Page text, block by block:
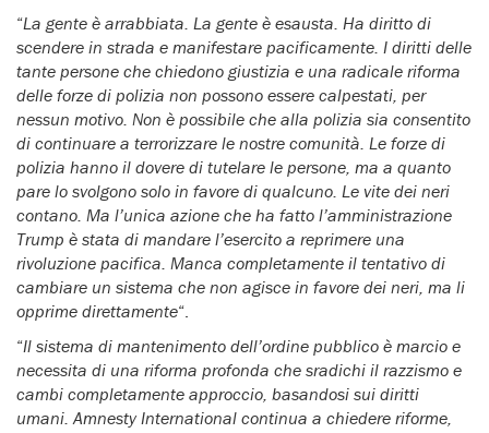
“La gente è arrabbiata. La gente è esausta. Ha diritto di
scendere in strada e manifestare pacificamente. I diritti delle
tante persone che chiedono giustizia e una radicale riforma
delle forze di polizia non possono essere calpestati, per
nessun motivo. Non è possibile che alla polizia sia consentito
di continuare a terrorizzare le nostre comunità. Le forze di
polizia hanno il dovere di tutelare le persone, ma a quanto
pare lo svolgono solo in favore di qualcuno. Le vite dei neri
contano. Ma l’unica azione che ha fatto l’amministrazione
Trump è stata di mandare l’esercito a reprimere una
rivoluzione pacifica. Manca completamente il tentativo di
cambiare un sistema che non agisce in favore dei neri, ma li
opprime direttamente“.
“Il sistema di mantenimento dell’ordine pubblico è marcio e
necessita di una riforma profonda che sradichi il razzismo e
cambi completamente approccio, basandosi sui diritti
umani. Amnesty International continua a chiedere riforme,